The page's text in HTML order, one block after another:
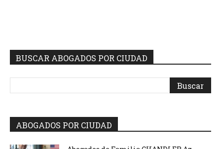
BUSCAR ABOGADOS POR CIUDAD
ABOGADOS POR CIUDAD